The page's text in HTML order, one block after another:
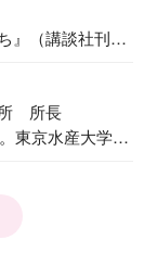
』（講談社刊）
所長
東京水産大学卒